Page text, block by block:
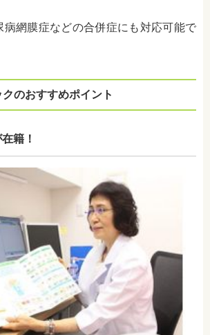
病網膜症などの合併症にも対応可能で
のおすすめポイント
籍！